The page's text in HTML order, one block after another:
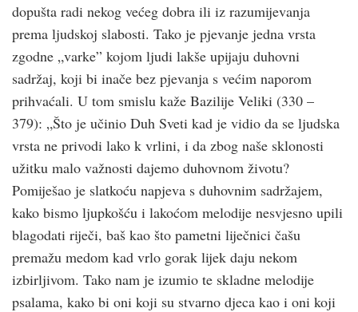
dopušta radi nekog većeg dobra ili iz razumijevanja
prema ljudskoj slabosti. Tako je pjevanje jedna vrsta
zgodne „varke” kojom ljudi lakše upijaju duhovni
sadržaj, koji bi inače bez pjevanja s većim naporom
prihvaćali. U tom smislu kaže Bazilije Veliki (330 –
379): „Što je učinio Duh Sveti kad je vidio da se ljudska
vrsta ne privodi lako k vrlini, i da zbog naše sklonosti
užitku malo važnosti dajemo duhovnom životu?
Pomiješao je slatkoću napjeva s duhovnim sadržajem,
kako bismo ljupkoš­ću i lakoćom melodije nesvjesno upili
blagodati riječi, baš kao što pametni liječnici čašu
premažu medom kad vrlo gorak lijek daju nekom
izbirljivom. Tako nam je izumio te skladne melodije
psalama, kako bi oni koji su stvarno djeca kao i oni koji